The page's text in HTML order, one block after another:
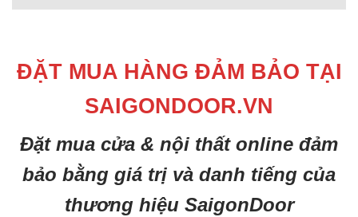
ĐẶT MUA HÀNG ĐẢM BẢO TẠI
SAIGONDOOR.VN
Đặt mua cửa & nội thất online đảm
bảo bằng giá trị và danh tiếng của
thương hiệu SaigonDoor